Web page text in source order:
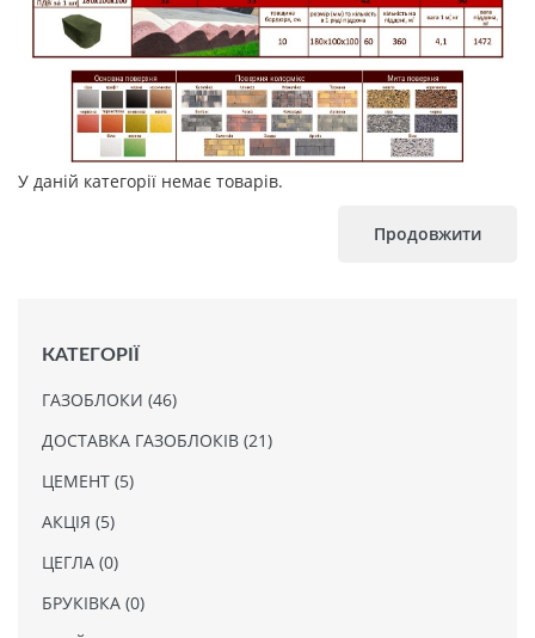
КАТЕГОРІЇ
ГАЗОБЛОКИ (46)
ДОСТАВКА ГАЗОБЛОКІВ (21)
ЦЕМЕНТ (5)
АКЦІЯ (5)
ЦЕГЛА (0)
БРУКІВКА (0)
У даній категорії немає товарів.
Продовжити